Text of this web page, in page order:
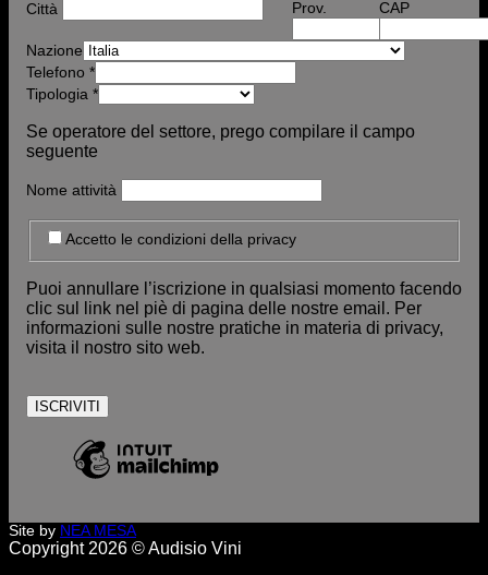
Città Prov. CAP
Nazione
Telefono *
Tipologia *
Se operatore del settore, prego compilare il campo
seguente
Nome attività
Accetto le condizioni della privacy
Puoi annullare l’iscrizione in qualsiasi momento facendo
clic sul link nel piè di pagina delle nostre email. Per
informazioni sulle nostre pratiche in materia di privacy,
visita il nostro sito web.
Site by NEA MESA
Copyright 2026 © Audisio Vini